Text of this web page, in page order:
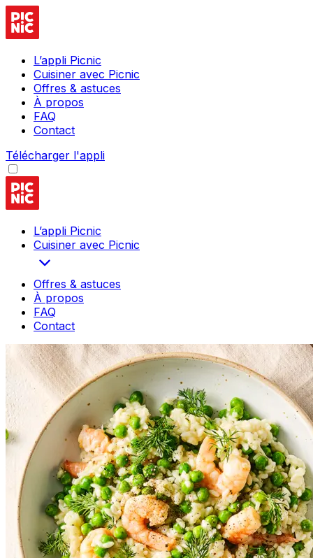
L’appli Picnic
Cuisiner avec Picnic
Offres & astuces
À propos
FAQ
Contact
Télécharger l'appli
L’appli Picnic
Cuisiner avec Picnic
Offres & astuces
À propos
FAQ
Contact